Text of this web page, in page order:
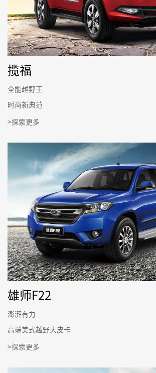
揽福
全能越野王
时尚新典范
>探索更多
雄师F22
澎湃有力
高端美式越野大皮卡
>探索更多